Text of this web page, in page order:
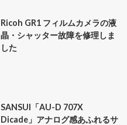
Ricoh GR1 フィルムカメラの液
晶・シャッター故障を修理しま
した
SANSUI「AU-D 707X
Dicade」アナログ感あふれるサ